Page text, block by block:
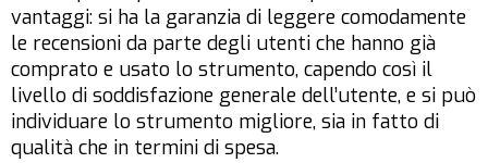
vantaggi: si ha la garanzia di leggere comodamente
le recensioni da parte degli utenti che hanno già
comprato e usato lo strumento, capendo così il
livello di soddisfazione generale dell’utente, e si può
individuare lo strumento migliore, sia in fatto di
qualità che in termini di spesa.